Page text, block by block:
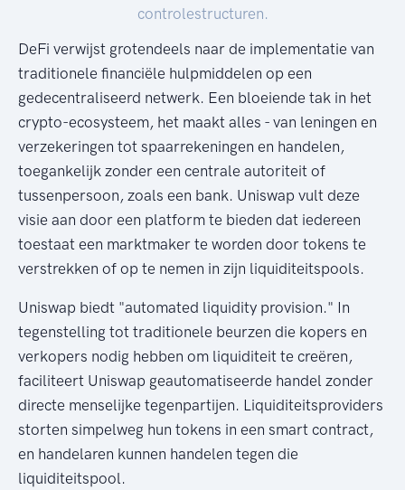
controlestructuren.
DeFi verwijst grotendeels naar de implementatie van
traditionele financiële hulpmiddelen op een
gedecentraliseerd netwerk. Een bloeiende tak in het
crypto-ecosysteem, het maakt alles - van leningen en
verzekeringen tot spaarrekeningen en handelen,
toegankelijk zonder een centrale autoriteit of
tussenpersoon, zoals een bank. Uniswap vult deze
visie aan door een platform te bieden dat iedereen
toestaat een marktmaker te worden door tokens te
verstrekken of op te nemen in zijn liquiditeitspools.
Uniswap biedt "automated liquidity provision." In
tegenstelling tot traditionele beurzen die kopers en
verkopers nodig hebben om liquiditeit te creëren,
faciliteert Uniswap geautomatiseerde handel zonder
directe menselijke tegenpartijen. Liquiditeitsproviders
storten simpelweg hun tokens in een smart contract,
en handelaren kunnen handelen tegen die
liquiditeitspool.